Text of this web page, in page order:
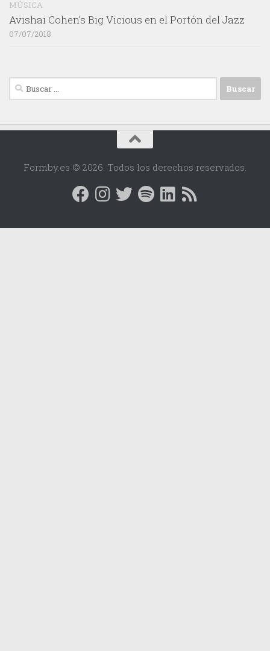
MÚSICA
Avishai Cohen’s Big Vicious en el Portón del Jazz
07/07/2018
Buscar:
Formby.es © 2026. Todos los derechos reservados.